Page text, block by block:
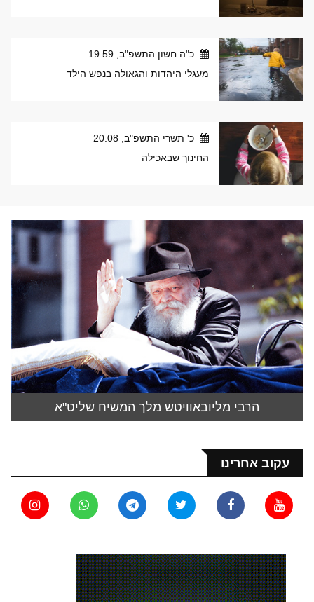
כ"ה חשון התשפ"ב, 19:59
מעגלי היהדות והגאולה בנפש הילד
כ' תשרי התשפ"ב, 20:08
החינוך שבאכילה
הרבי מליובאוויטש מלך המשיח שליט"א
עקוב אחרינו